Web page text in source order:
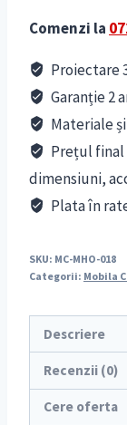
Comenzi la
Proiectare
Garanție 2
Materiale
Prețul
dimensiuni,
Plata în
SKU: MC-MHO-018
Categorii: Mobila
Descriere
Recenzii (0)
Cere oferta